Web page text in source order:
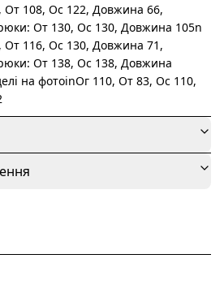
От 108, Ос 122, Довжина 66,
От 130, Ос 130, Довжина 105n
От 116, Ос 130, Довжина 71,
От 138, Ос 138, Довжина
на фотоℹ️nОг 110, От 83, Ос 110,